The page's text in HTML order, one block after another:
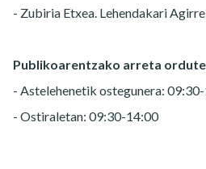
- Zubiria Etxea. Lehendakari
Publikoarentzako arreta
- Astelehenetik ostegunera:
- Ostiraletan: 09:30-14:00